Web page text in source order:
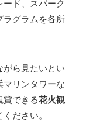
ド、スパーク
ラグラムを各所
がら見たいとい
マリンタワーな
賞できる花火観
ださい。